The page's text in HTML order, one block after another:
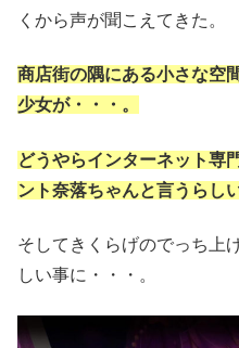
くから声が聞こえてきた。
商店街の隅にある小さな空
少女が・・・。
どうやらインターネット専
ント奈落ちゃんと言うらしい
そしてきくらげのでっち上
しい事に・・・。